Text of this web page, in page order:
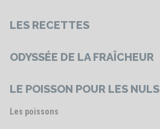
LES RECETTES
ODYSSÉE DE LA FRAÎCHEUR
LE POISSON POUR LES NULS
Les poissons